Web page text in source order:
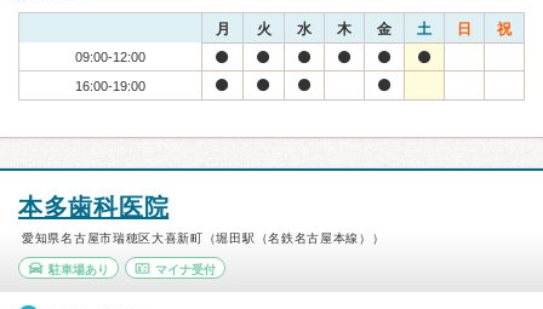
月 火 水 木 金 土 日 祝
09:00-12:00
16:00-19:00
本多歯科医院
愛知県名古屋市瑞穂区大喜新町（堀田駅（名鉄名古屋本線））
駐車場あり マイナ受付